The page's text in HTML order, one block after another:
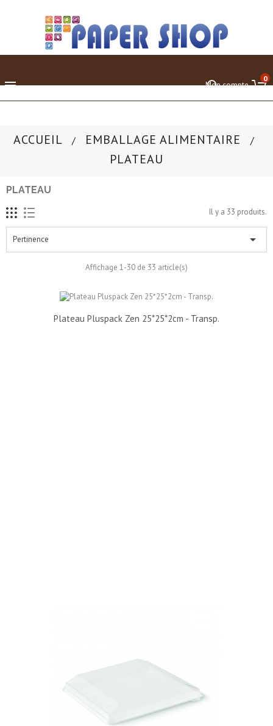
 0
Mon compte
ACCUEIL
EMBALLAGE ALIMENTAIRE
PLATEAU
PLATEAU
Il y a 33 produits.
Pertinence 
Affichage 1-30 de 33 article(s)
Plateau Pluspack Zen 25*25*2cm - Transp.